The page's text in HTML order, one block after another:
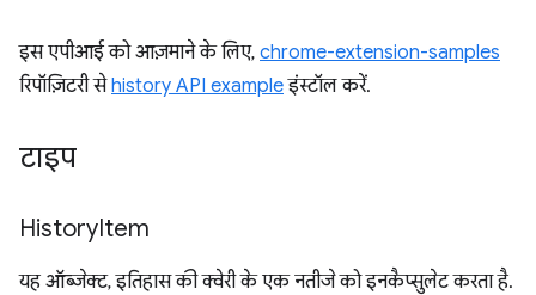
इस एपीआई को आज़माने के लिए, chrome-extension-samples
रिपॉज़िटरी सेhistory API exampleइंस्टॉल करें.
टाइप
HistoryItem
यह ऑब्जेक्ट, इतिहास की क्वेरी के एक नतीजे को इनकैप्सुलेट करता है.